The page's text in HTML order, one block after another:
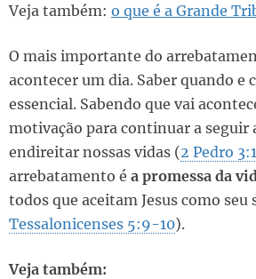
Veja também: o que é a Grande
O mais importante do
acontecer um dia. Saber quando e
essencial. Sabendo que vai
motivação para continuar a seguir
endireitar nossas vidas (2 Pedro
arrebatamento é a promessa da
todos que aceitam Jesus como seu
Tessalonicenses 5:9-10).
Veja também: